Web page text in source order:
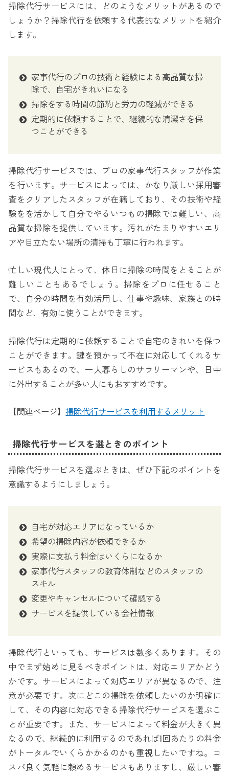
掃除代行サービスには、どのようなメリットがあるので
しょうか？掃除代行を依頼する代表的なメリットを紹介
します。
家事代行のプロの技術と経験による高品質な掃
除で、自宅がきれいになる
掃除をする時間の節約と労力の軽減ができる
定期的に依頼することで、継続的な清潔さを保
つことができる
掃除代行サービスでは、プロの家事代行スタッフが作業
を行います。サービスによっては、かなり厳しい採用審
査をクリアしたスタッフが在籍しており、その技術や経
験をを活かして自分でやるいつもの掃除では難しい、高
品質な掃除を提供しています。汚れがたまりやすいエリ
アや目立たない場所の清掃も丁寧に行われます。
忙しい現代人にとって、休日に掃除の時間をとることが
難しいこともあるでしょう。掃除をプロに任せること
で、自分の時間を有効活用し、仕事や趣味、家族との時
間など、有効に使うことができます。
掃除代行は定期的に依頼することで自宅のきれいを保つ
ことができます。鍵を預かって不在に対応してくれるサ
ービスもあるので、一人暮らしのサラリーマンや、日中
に外出することが多い人にもおすすめです。
【関連ページ】 掃除代行サービスを利用するメリット
掃除代行サービスを選ときのポイント
掃除代行サービスを選ぶときは、ぜひ下記のポイントを
意識するようにしましょう。
自宅が対応エリアになっているか
希望の掃除内容が依頼できるか
実際に支払う料金はいくらになるか
家事代行スタッフの教育体制などのスタッフの
スキル
変更やキャンセルについて確認する
サービスを提供している会社情報
掃除代行といっても、サービスは数多くあります。その
中でまず始めに見るべきポイントは、対応エリアかどう
かです。サービスによって対応エリアが異なるので、注
意が必要です。次にどこの掃除を依頼したいのか明確に
して、その内容に対応できる掃除代行サービスを選ぶこ
とが重要です。また、サービスによって料金が大きく異
なるので、継続的に利用するのであれば1回あたりの料金
がトータルでいくらかかるのかも重視したいですね。コ
スパ良く気軽に頼めるサービスもありますし、厳しい審